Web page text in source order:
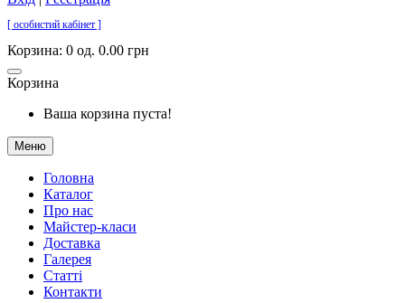
[ особистий кабінет ]
Корзина: 0 од. 0.00 грн
Корзина
Ваша корзина пуста!
Меню
Головна
Каталог
Про нас
Майстер-класи
Доставка
Галерея
Статтi
Контакти